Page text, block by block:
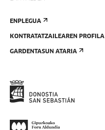
ENPLEGUA
KONTRATATZAILEAREN PROFILA
GARDENTASUN ATARIA